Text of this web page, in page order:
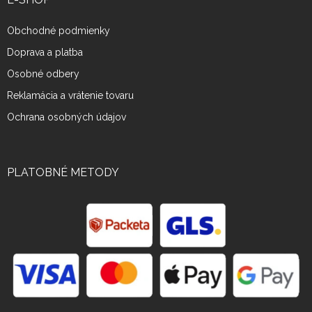
Obchodné podmienky
Doprava a platba
Osobné odbery
Reklamácia a vrátenie tovaru
Ochrana osobných údajov
PLATOBNÉ METODY